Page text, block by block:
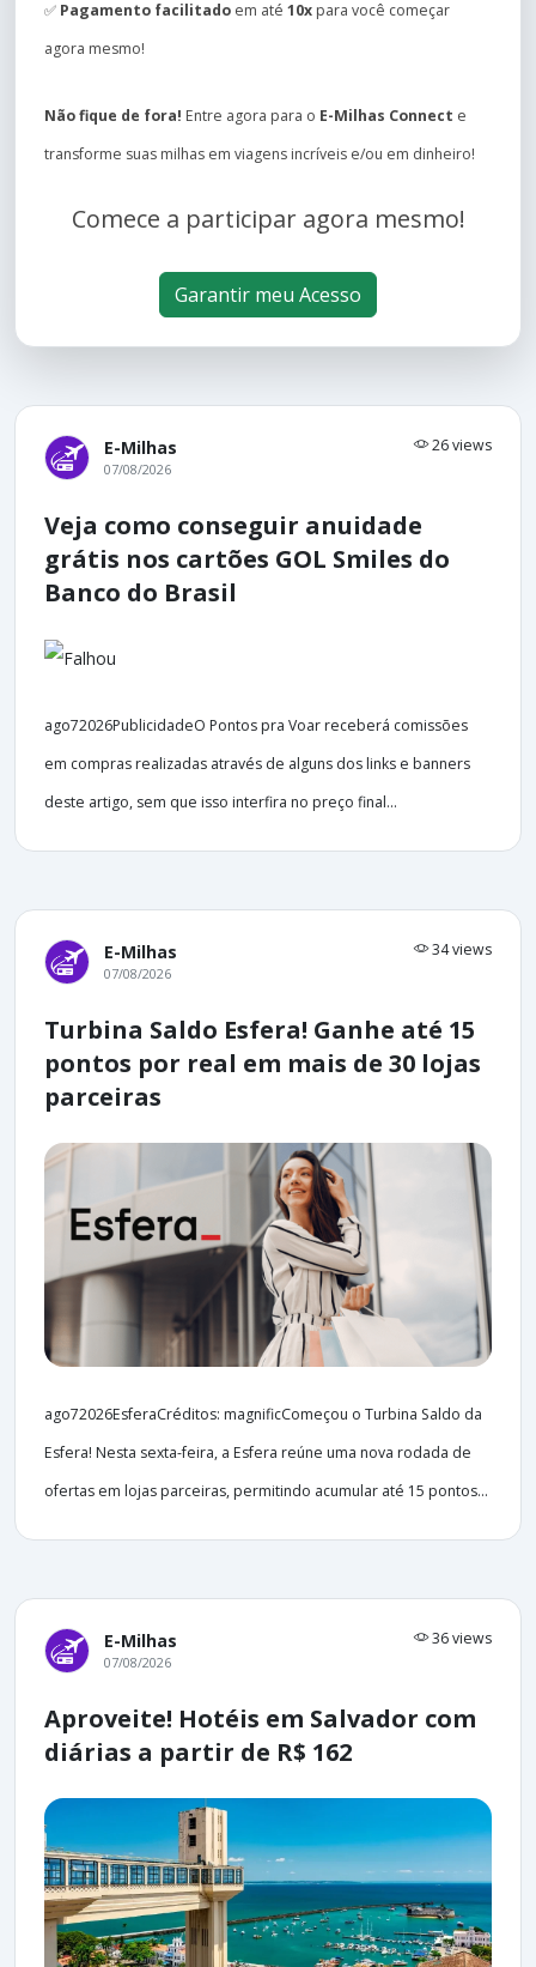
✅ Pagamento facilitado em até 10x para você começar
agora mesmo!
Não fique de fora! Entre agora para o E-Milhas Connect e
transforme suas milhas em viagens incríveis e/ou em dinheiro!
Comece a participar agora mesmo!
Garantir meu Acesso
E-Milhas 26 views
07/08/2026
Veja como conseguir anuidade
grátis nos cartões GOL Smiles do
Banco do Brasil
ago72026PublicidadeO Pontos pra Voar receberá comissões
em compras realizadas através de alguns dos links e banners
deste artigo, sem que isso interfira no preço final...
E-Milhas 34 views
07/08/2026
Turbina Saldo Esfera! Ganhe até 15
pontos por real em mais de 30 lojas
parceiras
ago72026EsferaCréditos: magnificComeçou o Turbina Saldo da
Esfera! Nesta sexta-feira, a Esfera reúne uma nova rodada de
ofertas em lojas parceiras, permitindo acumular até 15 pontos...
E-Milhas 36 views
07/08/2026
Aproveite! Hotéis em Salvador com
diárias a partir de R$ 162